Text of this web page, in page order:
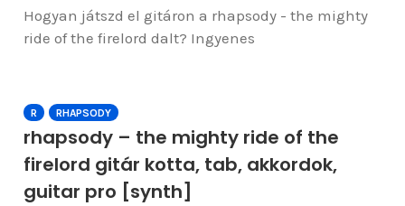
Hogyan játszd el gitáron a rhapsody - the mighty
ride of the firelord dalt? Ingyenes
R RHAPSODY
rhapsody – the mighty ride of the
firelord gitár kotta, tab, akkordok,
guitar pro [synth]